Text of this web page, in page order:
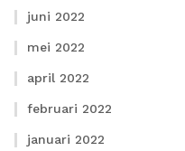
juni 2022
mei 2022
april 2022
februari 2022
januari 2022